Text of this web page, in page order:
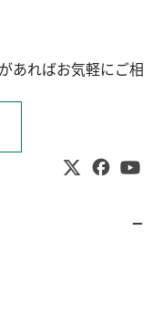
あればお気軽にご相